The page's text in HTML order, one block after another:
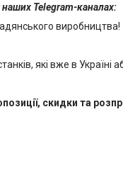
наших Telegram-каналах:
які вже в Україні
скидки та